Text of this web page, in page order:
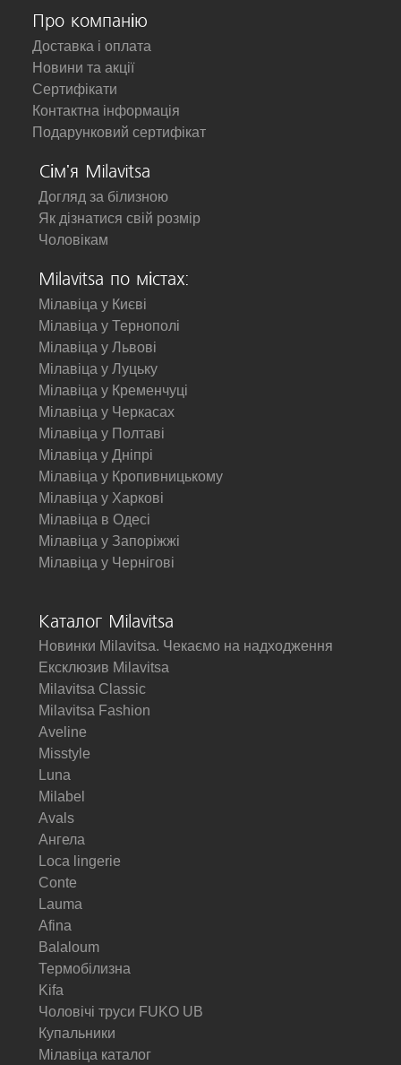
Про компанію
Доставка і оплата
Новини та акції
Сертифікати
Контактна інформація
Подарунковий сертифікат
Сім'я Milavitsa
Догляд за білизною
Як дізнатися свій розмір
Чоловікам
Milavitsa по містах:
Мілавіца у Києві
Мілавіца у Тернополі
Мілавіца у Львові
Мілавіца у Луцьку
Мілавіца у Кременчуці
Мілавіца у Черкасах
Мілавіца у Полтаві
Мілавіца у Дніпрі
Мілавіца у Кропивницькому
Мілавіца у Харкові
Мілавіца в Одесі
Мілавіца у Запоріжжі
Мілавіца у Чернігові
Каталог Milavitsa
Новинки Milavitsa. Чекаємо на надходження
Ексклюзив Milavitsa
Milavitsa Classic
Milavitsa Fashion
Aveline
Misstyle
Luna
Milabel
Avals
Ангела
Loca lingerie
Conte
Lauma
Afina
Balaloum
Термобілизна
Kifa
Чоловічі труси FUKO UB
Купальники
Мілавіца каталог